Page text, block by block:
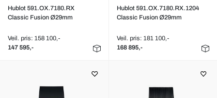
Hublot 591.OX.7180.RX
Classic Fusion Ø29mm
Veil. pris: 158 100,-
147 595,-
Hublot 591.OX.7180.RX.1204
Classic Fusion Ø29mm
Veil. pris: 181 100,-
168 895,-